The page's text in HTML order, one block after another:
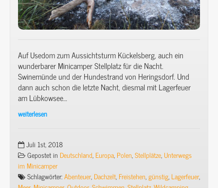
Auf Usedom zum Aussichtsturm Kückelsberg, auch ein
wunderbarer Minicamper Stellplatz für die Nacht.
Swinemünde und der Hundestrand von Heringsdorf. Und
dann auch schon die letzte Nacht, diesmal mit Lagerfeuer
am Lübkowsee…
weiterlesen
&
Dachzelt
(3)
–
Juli 1st, 2018
Gepostet in Deutschland, Europa, Polen,Stellplätze, Unterwegs
im Minicamper
Schlagwörter:Abenteuer, Dachzelt, Freistehen,günstig, Lagerfeuer,